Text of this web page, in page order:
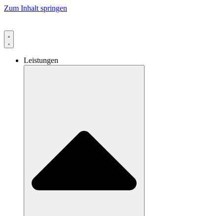
Zum Inhalt springen
Leistungen